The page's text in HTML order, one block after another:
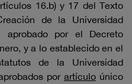
16.b) y 17 del Texto
de la Universidad
aprobado por el Decreto
y a lo establecido en el
de la Universidad
por artículoúnico